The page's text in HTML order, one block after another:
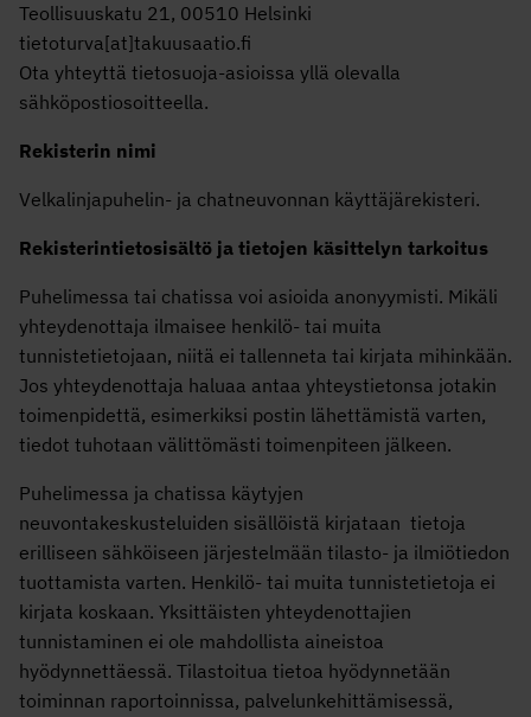
Teollisuuskatu 21, 00510 Helsinki
tietoturva[at]takuusaatio.fi
Ota yhteyttä tietosuoja-asioissa yllä olevalla
sähköpostiosoitteella.
Rekisterin nimi
Velkalinjapuhelin- ja chatneuvonnan käyttäjärekisteri.
Rekisterintietosisältö ja tietojen käsittelyn tarkoitus
Puhelimessa tai chatissa voi asioida anonyymisti. Mikäli
yhteydenottaja ilmaisee henkilö- tai muita
tunnistetietojaan, niitä ei tallenneta tai kirjata mihinkään.
Jos yhteydenottaja haluaa antaa yhteystietonsa jotakin
toimenpidettä, esimerkiksi postin lähettämistä varten,
tiedot tuhotaan välittömästi toimenpiteen jälkeen.
Puhelimessa ja chatissa käytyjen
neuvontakeskusteluiden sisällöistä kirjataan tietoja
erilliseen sähköiseen järjestelmään tilasto- ja ilmiötiedon
tuottamista varten. Henkilö- tai muita tunnistetietoja ei
kirjata koskaan. Yksittäisten yhteydenottajien
tunnistaminen ei ole mahdollista aineistoa
hyödynnettäessä. Tilastoitua tietoa hyödynnetään
toiminnan raportoinnissa, palvelunkehittämisessä,